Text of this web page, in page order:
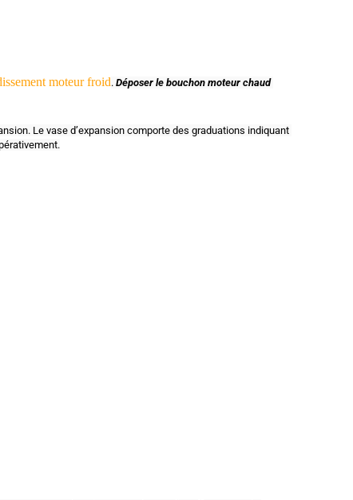
moteur froid. Déposer le bouchon moteur chaud
Le vase d’expansion comporte des graduations indiquant